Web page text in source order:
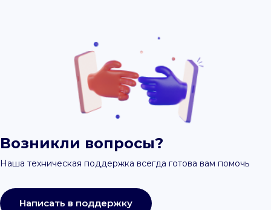
Возникли вопросы?
Наша техническая поддержка всегда готова вам помочь
Написать в поддержку